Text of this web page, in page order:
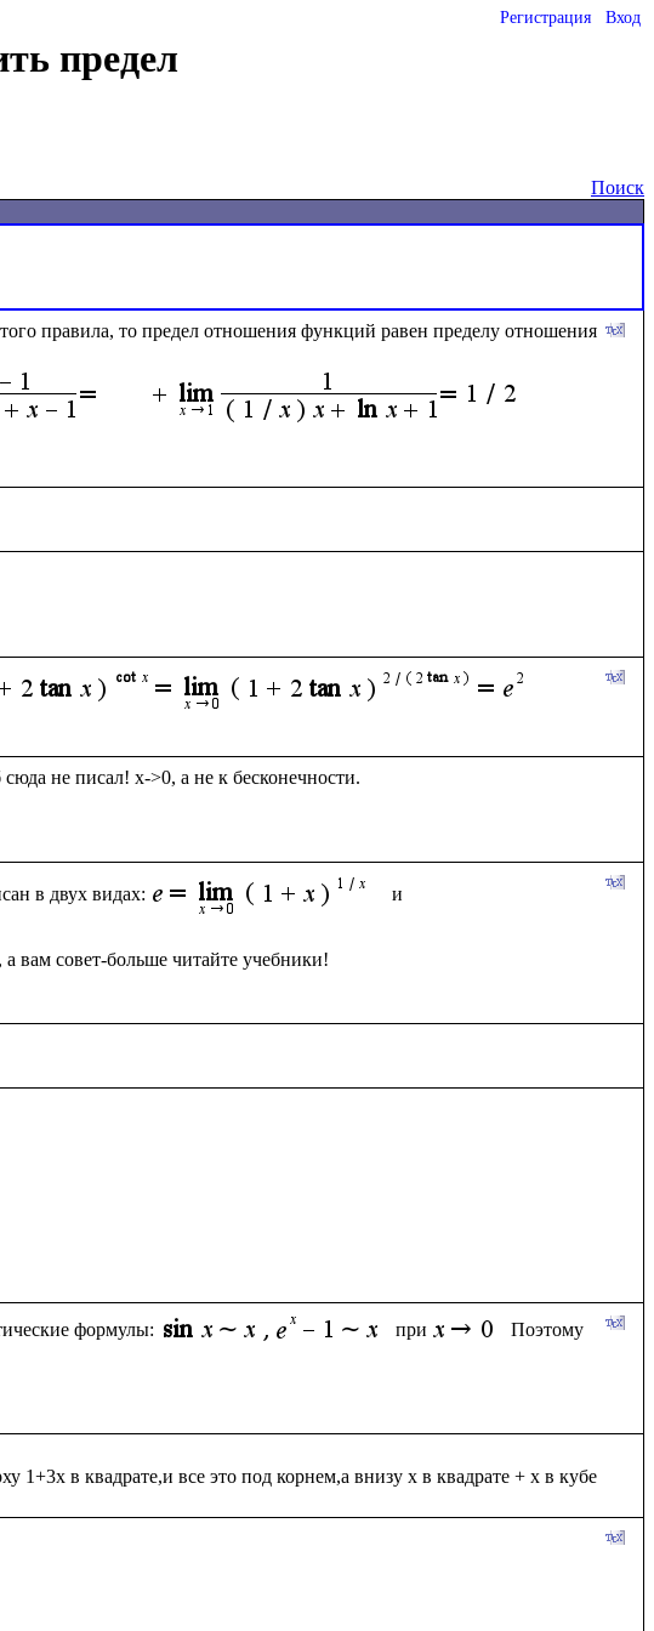
Регистрация Вход
предел
Поиск
правила, то предел отношения функций равен пределу отношения
не писал! x->0, а не к бесконечности.
в двух видах: и
формулы: при
Поэтому